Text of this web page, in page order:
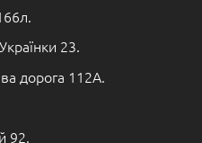
23.
дорога 112А.
92.